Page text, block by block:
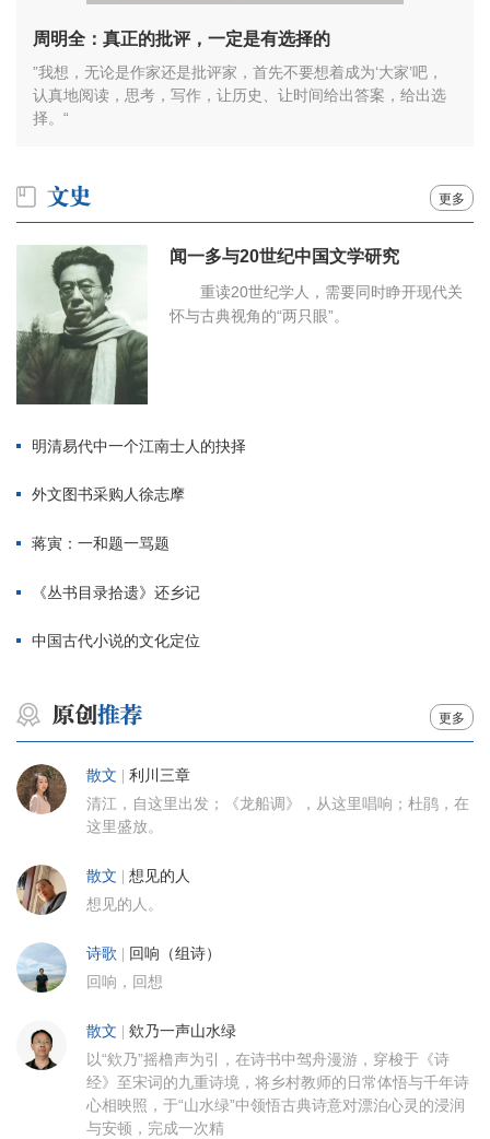
周明全：真正的批评，一定是有选择的
”我想，无论是作家还是批评家，首先不要想着成为‘大家’吧，
认真地阅读，思考，写作，让历史、让时间给出答案，给出选
择。“
更多
闻一多与20世纪中国文学研究
重读20世纪学人，需要同时睁开现代关
怀与古典视角的“两只眼”。
明清易代中一个江南士人的抉择
外文图书采购人徐志摩
蒋寅：一和题一骂题
《丛书目录拾遗》还乡记
中国古代小说的文化定位
更多
散文 利川三章
清江，自这里出发；《龙船调》，从这里唱响；杜鹃，在
这里盛放。
散文 想见的人
想见的人。
诗歌 回响（组诗）
回响，回想
散文 欸乃一声山水绿
以“欸乃”摇橹声为引，在诗书中驾舟漫游，穿梭于《诗
经》至宋词的九重诗境，将乡村教师的日常体悟与千年诗
心相映照，于“山水绿”中领悟古典诗意对漂泊心灵的浸润
与安顿，完成一次精